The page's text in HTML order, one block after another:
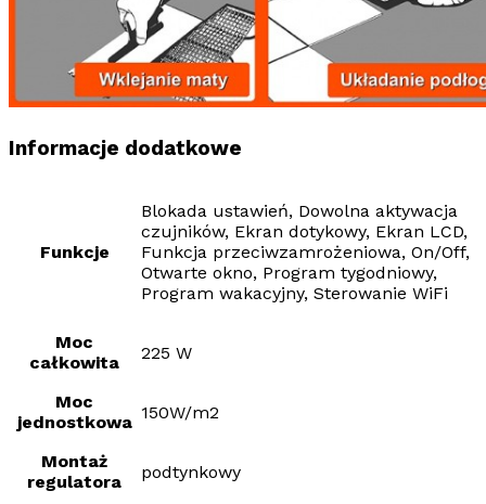
Informacje dodatkowe
Funkcje
Blokada ustawień, Dowolna aktywacja
czujników, Ekran dotykowy, Ekran LCD,
Funkcja przeciwzamrożeniowa, On/Off,
Otwarte okno, Program tygodniowy,
Program wakacyjny, Sterowanie WiFi
Moc
całkowita
225 W
Moc
jednostkowa 150W/m2
Montaż
regulatora
podtynkowy